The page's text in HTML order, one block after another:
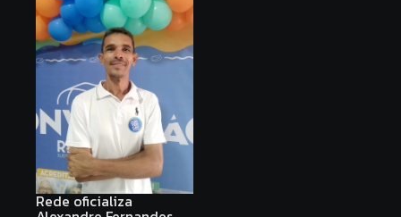
Rede oficializa